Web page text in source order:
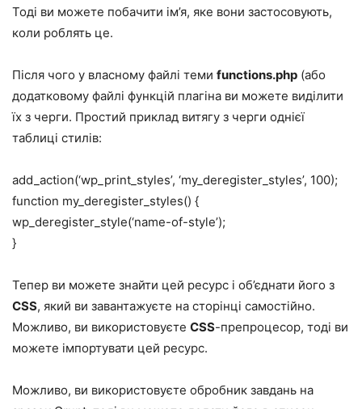
Тоді ви можете побачити ім’я, яке вони застосовують,
коли роблять це.
Після чого у власному файлі теми functions.php (або
додатковому файлі функцій плагіна ви можете виділити
їх з черги. Простий приклад витягу з черги однієї
таблиці стилів:
add_action(‘wp_print_styles’, ‘my_deregister_styles’, 100);
function my_deregister_styles() {
wp_deregister_style(‘name-of-style’);
}
Тепер ви можете знайти цей ресурс і об’єднати його з
CSS, який ви завантажуєте на сторінці самостійно.
Можливо, ви використовуєте CSS-препроцесор, тоді ви
можете імпортувати цей ресурс.
Можливо, ви використовуєте обробник завдань на